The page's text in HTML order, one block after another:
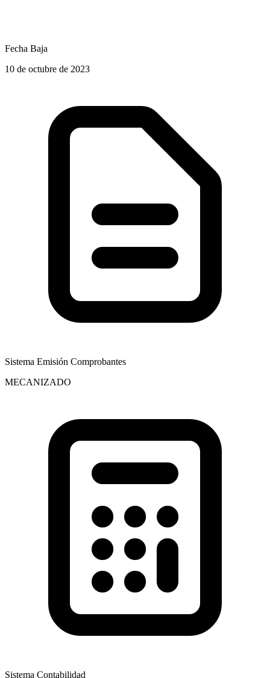
Fecha Baja
10 de octubre de 2023
Sistema Emisión Comprobantes
MECANIZADO
Sistema Contabilidad